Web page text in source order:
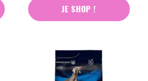
JE SHOP !